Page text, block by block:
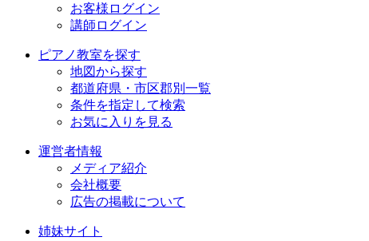
お客様ログイン
講師ログイン
ピアノ教室を探す
地図から探す
都道府県・市区郡別一覧
条件を指定して検索
お気に入りを見る
運営者情報
メディア紹介
会社概要
広告の掲載について
姉妹サイト